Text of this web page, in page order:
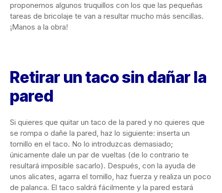
proponemos algunos truquillos con los que las pequeñas
tareas de bricolaje te van a resultar mucho más sencillas.
¡Manos a la obra!
Retirar un taco sin dañar la
pared
Si quieres que quitar un taco de la pared y no quieres que
se rompa o dañe la pared, haz lo siguiente: inserta un
tornillo en el taco. No lo introduzcas demasiado;
únicamente dale un par de vueltas (de lo contrario te
resultará imposible sacarlo). Después, con la ayuda de
unos alicates, agarra el tornillo, haz fuerza y realiza un poco
de palanca. El taco saldrá fácilmente y la pared estará